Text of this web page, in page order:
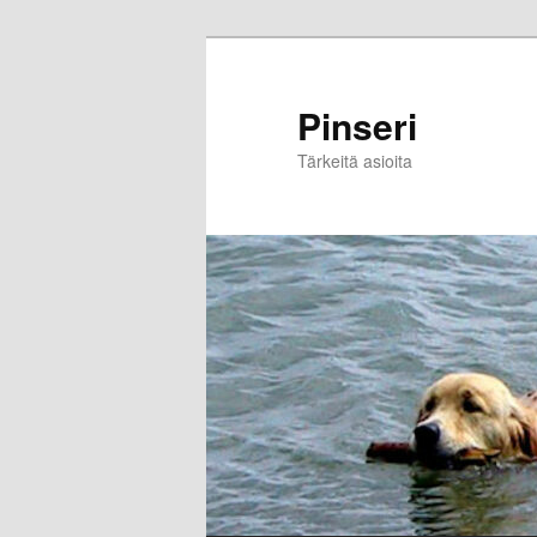
Pinseri
Tärkeitä asioita